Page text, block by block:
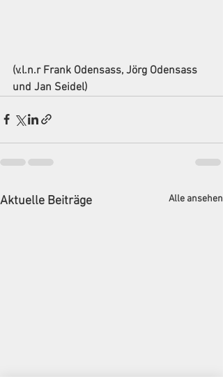
(v.l.n.r Frank Odensass, Jörg Odensass
und Jan Seidel)
Aktuelle Beiträge Alle ansehen